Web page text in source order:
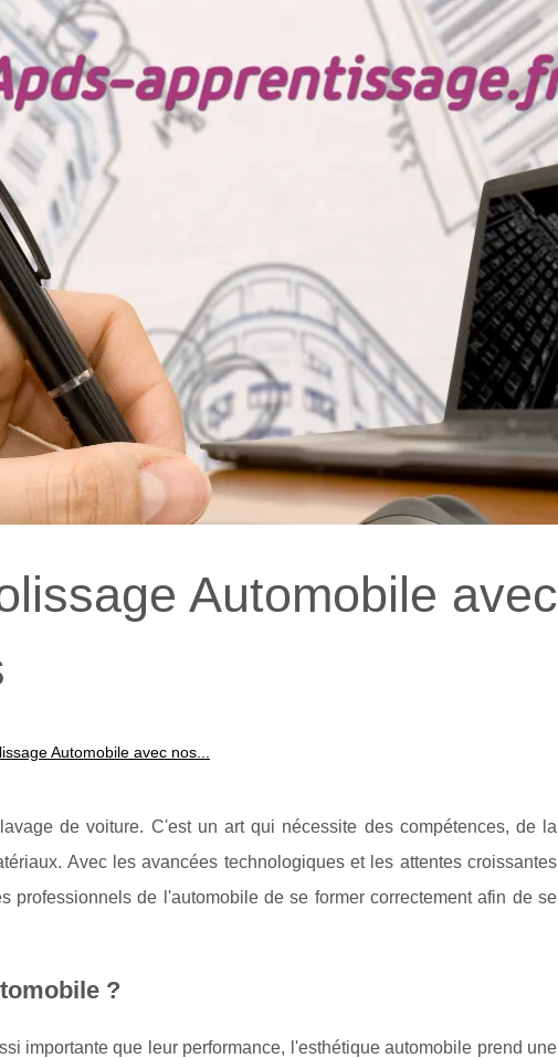
Automobile avec
Automobile avec nos...
de voiture. C'est un art qui nécessite des compétences, de la
Avec les avancées technologiques et les attentes croissantes
de l'automobile de se former correctement afin de se
?
importante que leur performance, l'esthétique automobile prend une